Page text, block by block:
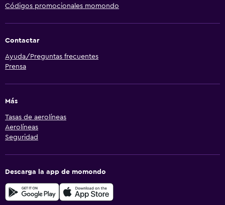
Códigos promocionales momondo
Contactar
Ayuda/Preguntas frecuentes
Prensa
Más
Tasas de aerolíneas
Aerolíneas
Seguridad
Descarga la app de momondo